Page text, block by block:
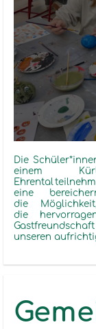
Die
einem
Ehrental
eine
die
die
unseren